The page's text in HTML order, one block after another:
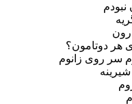
هر دوتامون؟
سر روی زانوم